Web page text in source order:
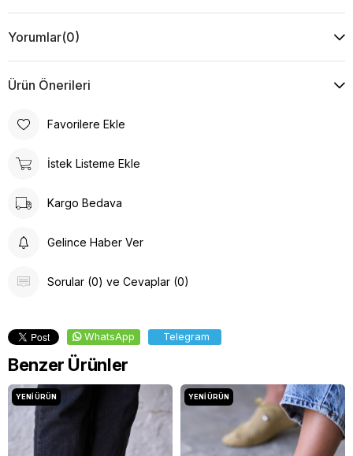
Yorumlar(0)
Ürün Önerileri
Favorilere Ekle
İstek Listeme Ekle
Kargo Bedava
Gelince Haber Ver
Sorular (0) ve Cevaplar (0)
WhatsApp Telegram
Benzer Ürünler
YENI ÜRÜN YENI ÜRÜN